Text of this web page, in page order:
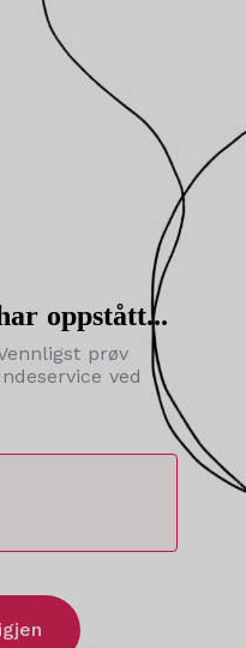
oppstått...
prøv
ved